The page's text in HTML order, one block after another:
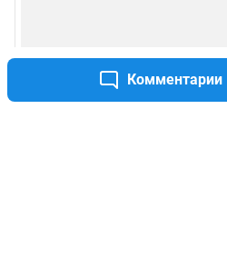
Комментарии